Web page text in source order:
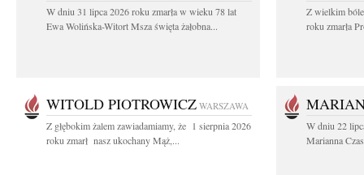
W dniu 31 lipca 2026 roku zmarła w wieku 78 lat
Ewa Wolińska-Witort Msza święta żałobna...
Z wielkim
roku zmarła
WITOLD PIOTROWICZ WARSZAWA
Z głębokim żalem zawiadamiamy, że 1 sierpnia 2026
roku zmarł nasz ukochany Mąż,...
W dniu 22
Marianna